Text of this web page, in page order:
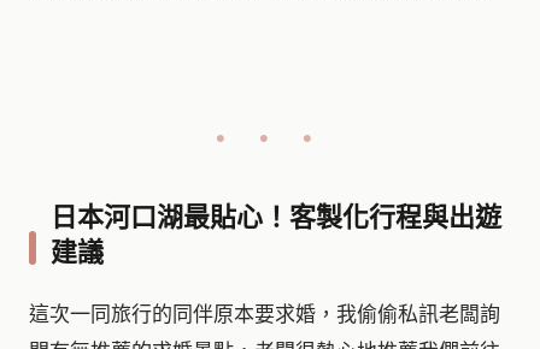
日本河口湖最貼心！客製化行程與出遊
建議
這次一同旅行的同伴原本要求婚，我偷偷私訊老闆詢